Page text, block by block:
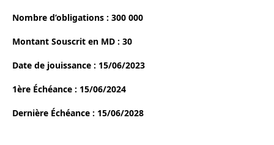
Nombre d’obligations : 300 000
Montant Souscrit en MD : 30
Date de jouissance : 15/06/2023
1ère Échéance : 15/06/2024
Dernière Échéance : 15/06/2028